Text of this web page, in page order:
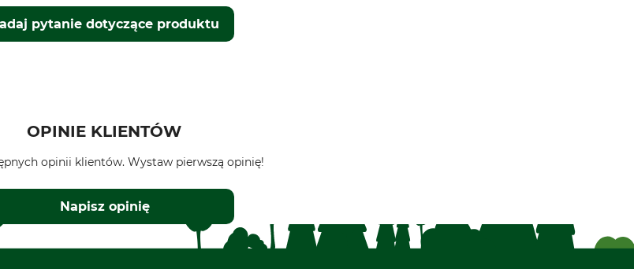
pytanie dotyczące produktu
OPINIE KLIENTÓW
opinii klientów. Wystaw pierwszą opinię!
Napisz opinię